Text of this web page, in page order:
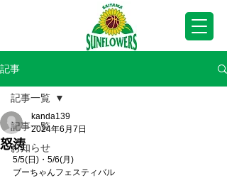
記事
記事一覧
お知らせ
記事一覧
怒涛
kanda139
2024年6月7日
5/5(日)・5/6(月)
ブーちゃんフェスティバル